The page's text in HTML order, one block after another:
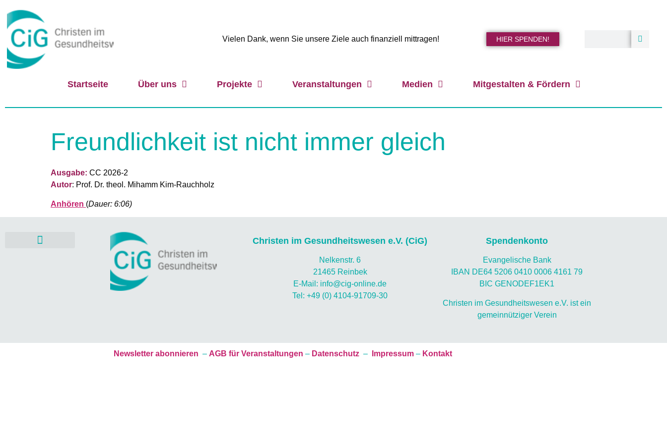
Vielen Dank, wenn Sie unsere Ziele auch finanziell mittragen! HIER SPENDEN!
Startseite Über uns Projekte Veranstaltungen Medien Mitgestalten & Fördern
Freundlichkeit ist nicht immer gleich
Ausgabe: CC 2026-2
Autor: Prof. Dr. theol. Mihamm Kim-Rauchholz
Anhören (Dauer: 6:06)
Christen im Gesundheitswesen e.V. (CiG)
Nelkenstr. 6
21465 Reinbek
E-Mail: info@cig-online.de
Tel: +49 (0) 4104-91709-30
Spendenkonto
Evangelische Bank
IBAN DE64 5206 0410 0006 4161 79
BIC GENODEF1EK1
Christen im Gesundheitswesen e.V. ist ein
gemeinnütziger Verein
Newsletter abonnieren – AGB für Veranstaltungen – Datenschutz – Impressum – Kontakt